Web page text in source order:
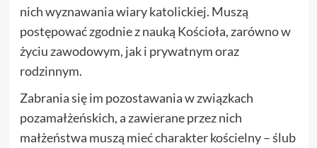
nich wyznawania wiary katolickiej. Muszą
postępować zgodnie z nauką Kościoła, zarówno w
życiu zawodowym, jak i prywatnym oraz
rodzinnym.
Zabrania się im pozostawania w związkach
pozamałżeńskich, a zawierane przez nich
małżeństwa muszą mieć charakter kościelny – ślub